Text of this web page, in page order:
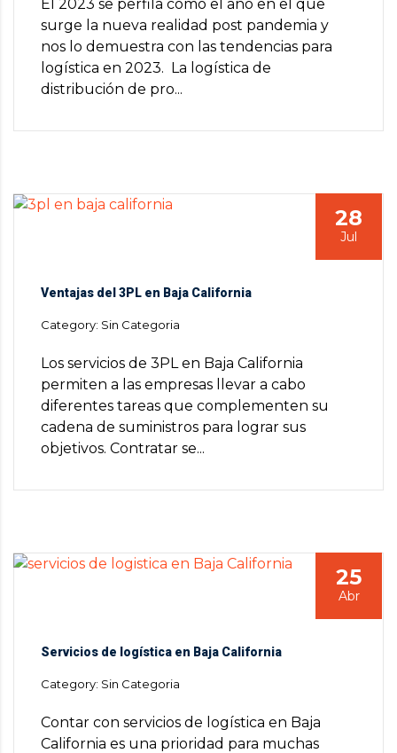
El 2023 se perfila como el año en el que
surge la nueva realidad post pandemia y
nos lo demuestra con las tendencias para
logística en 2023. La logística de
distribución de pro...
28
Jul
Ventajas del 3PL en Baja California
Category: Sin Categoria
Los servicios de 3PL en Baja California
permiten a las empresas llevar a cabo
diferentes tareas que complementen su
cadena de suministros para lograr sus
objetivos. Contratar se...
25
Abr
Servicios de logística en Baja California
Category: Sin Categoria
Contar con servicios de logística en Baja
California es una prioridad para muchas